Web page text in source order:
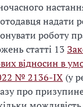
надати
роботу
статті 13
відносин в
№ 2136-IX (у
про